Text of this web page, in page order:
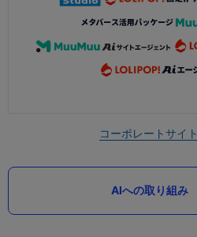
コーポレートサイト
AIへの取り組み